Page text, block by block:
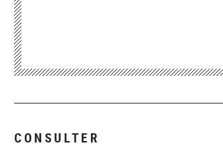
CONSULTER